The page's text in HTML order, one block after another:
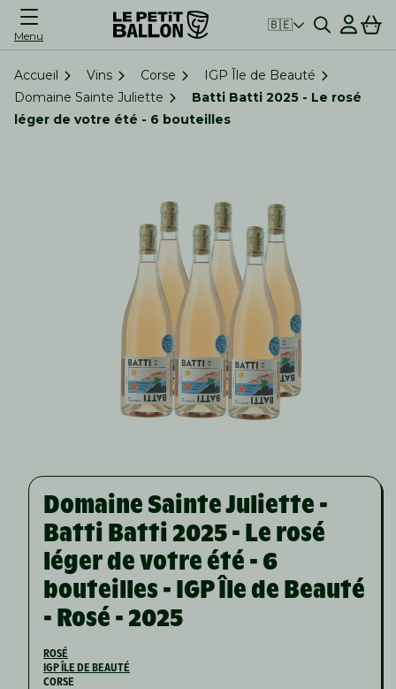
Menu
🇧🇪 Connexion
Panier
Accueil Vins Corse
IGP Île de Beauté
Domaine Sainte Juliette
Batti Batti 2025 - Le rosé
léger de votre été - 6 bouteilles
Domaine Sainte Juliette -
Batti Batti 2025 - Le rosé
léger de votre été - 6
bouteilles - IGP Île de Beauté
- Rosé - 2025
ROSÉ
IGP ÎLE DE BEAUTÉ
CORSE